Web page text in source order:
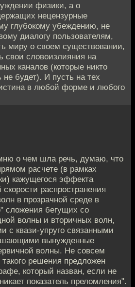
физики, а о
нецензурные
глубокому убеждению, не
диалогу пользователям,
миру о своем существовании,
свои словоизлияния на
каналов (которые никто
будет). И пусть на тех
в любой форме и любого
о чем шла речь, думаю, что
расчете (в рамках
кажущегося эффекта
распространения
в прозрачной среде в
сложения бегущих со
волны и вторичных волн,
с квази-упруго связанными
вынужденные
волны. Не совсем
такого решения предложен
который назван, если не
показатель преломления".